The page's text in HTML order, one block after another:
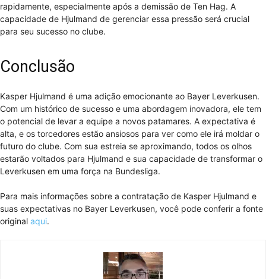
rapidamente, especialmente após a demissão de Ten Hag. A
capacidade de Hjulmand de gerenciar essa pressão será crucial
para seu sucesso no clube.
Conclusão
Kasper Hjulmand é uma adição emocionante ao Bayer Leverkusen.
Com um histórico de sucesso e uma abordagem inovadora, ele tem
o potencial de levar a equipe a novos patamares. A expectativa é
alta, e os torcedores estão ansiosos para ver como ele irá moldar o
futuro do clube. Com sua estreia se aproximando, todos os olhos
estarão voltados para Hjulmand e sua capacidade de transformar o
Leverkusen em uma força na Bundesliga.
Para mais informações sobre a contratação de Kasper Hjulmand e
suas expectativas no Bayer Leverkusen, você pode conferir a fonte
original aqui.